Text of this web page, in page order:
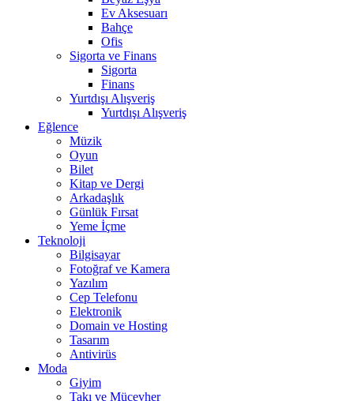
Ev Aksesuarı
Bahçe
Ofis
Sigorta ve Finans
Sigorta
Finans
Yurtdışı Alışveriş
Yurtdışı Alışveriş
Eğlence
Müzik
Oyun
Bilet
Kitap ve Dergi
Arkadaşlık
Günlük Fırsat
Yeme İçme
Teknoloji
Bilgisayar
Fotoğraf ve Kamera
Yazılım
Cep Telefonu
Elektronik
Domain ve Hosting
Tasarım
Antivirüs
Moda
Giyim
Takı ve Mücevher